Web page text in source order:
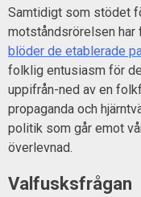
Samtidigt som stödet
motståndsrörelsen har
blöder de etablerade
folklig entusiasm för
uppifrån-ned av en
propaganda och
politik som går emot
överlevnad.
Valfusksfrågan